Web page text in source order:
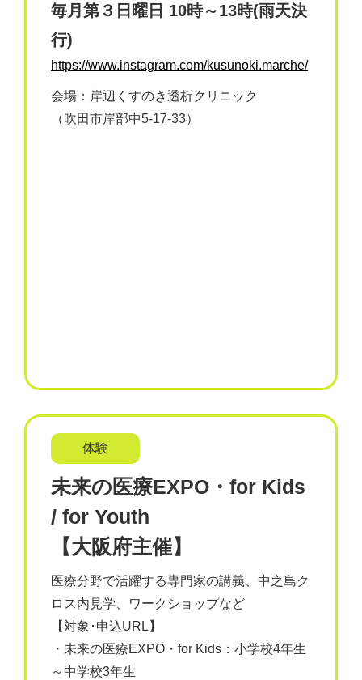
毎月第３日曜日 10時～13時(雨天決
行)
https://www.instagram.com/kusunoki.marche/
会場：岸辺くすのき透析クリニック
（吹田市岸部中5-17-33）
体験
未来の医療EXPO・for Kids
/ for Youth
【大阪府主催】
医療分野で活躍する専門家の講義、中之島ク
ロス内見学、ワークショップなど
【対象･申込URL】
・未来の医療EXPO・for Kids：小学校4年生
～中学校3年生